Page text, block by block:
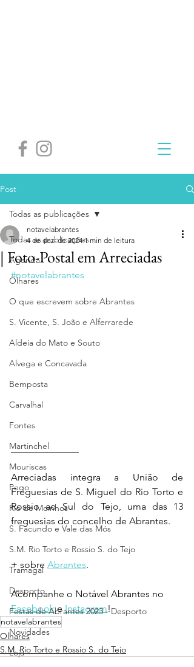
Post
Todas as publicações
Agenda
Olhares
O que escrevem sobre Abrantes
S. Vicente, S. João e Alferrarede
Aldeia do Mato e Souto
Alvega e Concavada
Bemposta
Carvalhal
Fontes
Martinchel
Mouriscas
Pego
Rio de Moinhos
S. Facundo e Vale das Mós
S.M. Rio Torto e Rossio S. do Tejo
Tramagal
Desporto
Festas de Abrantes 2023 - Desporto
Novidades
Loja
Todas as publicações
| Foto-Postal em Arreciadas
notavelabrantes
4 de dez. de 2024 1 min de leitura
#notavelabrantes
______________
Arreciadas integra a União de
Freguesias de S. Miguel do Rio Torto e
Rossio ao Sul do Tejo, uma das 13
freguesias do concelho de Abrantes.
+ sobre Abrantes.
Acompanhe o Notável Abrantes no
Facebook e Instagram!
notavelabrantes
Olhares
S.M. Rio Torto e Rossio S. do Tejo